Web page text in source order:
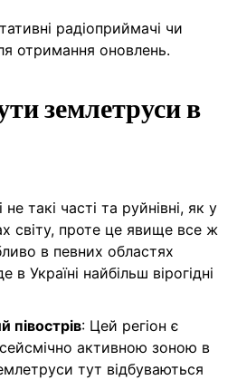
радіоприймачі чи
отримання оновлень.
землетруси в
такі часті та руйнівні, як у
світу, проте це явище все ж
в певних областях
в Україні найбільш вірогідні
півострів: Цей регіон є
активною зоною в
тут відбуваються